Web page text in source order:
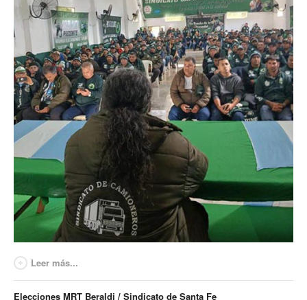
Secretaría de Relaciones Internacionales
Secretaría de la Mujer
Secretaría de Turismo
Secretaría de Capacitación
Sec. Derechos Humanos
Secretaría de Acción Social
Secretaría de Accidentes de Trabajo
Secretaría de Asuntos Jurídicos
Secretaría de la Juventud
Secretaría de la Vivienda
Leer más...
Elecciones MRT Beraldi / Sindicato de Santa Fe